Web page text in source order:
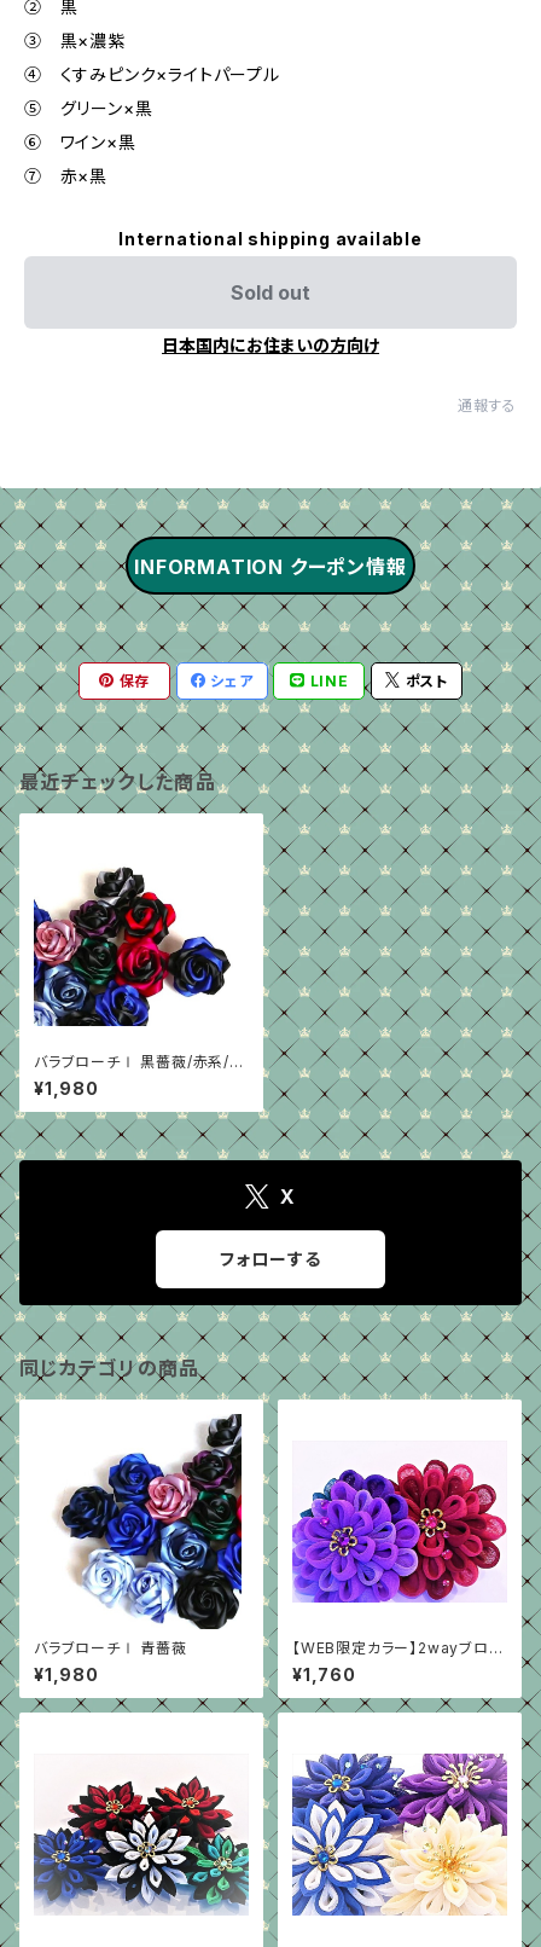
② 黒
③ 黒×濃紫
④ くすみピンク×ライトパープル
⑤ グリーン×黒
⑥ ワイン×黒
⑦ 赤×黒
International shipping available
Sold out
日本国内にお住まいの方向け
通報する
INFORMATION クーポン情報
保存 シェア LINE ポスト
最近チェックした商品
バラブローチⅠ 黒薔薇/赤系/グ
リーン/紫
¥1,980
X
フォローする
同じカテゴリの商品
バラブローチⅠ 青薔薇
¥1,980
【WEB限定カラー】2wayブロー
チ A-group
¥1,760